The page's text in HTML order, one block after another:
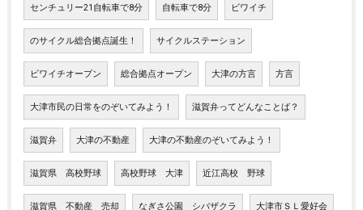
センチュリー21自転車で8分 自転車で8分 ビワイチ
のサイクル総合拠点誕生！ サイクルステーション
ビワイチオープン 総合拠点オープン 大津の方言 方言
大津市民の日常をのぞいてみよう！ 滋賀弁ってどんなことば？
滋賀弁 大津の不動産 大津の不動産のぞいてみよう！
滋賀県 高校野球 高校野球 大津 近江高校 野球
滋賀県 不動産 売却 なぎさ公園 シバザクラ 大津市ＳＬ愛好会